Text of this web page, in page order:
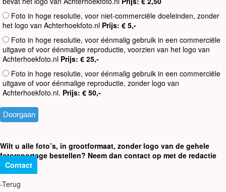
Foto in hoge resolutie, voor niet-commerciële doeleinden, zonder
het logo van Achterhoekfoto.nl Prijs: € 5,-
Foto in hoge resolutie, voor éénmalig gebruik in een commerciële
uitgave of voor éénmalige reproductie, voorzien van het logo van
Achterhoekfoto.nl Prijs: € 25,-
Foto in hoge resolutie, voor éénmalig gebruik in een commerciële
uitgave of voor éénmalige reproductie, zonder logo van
Achterhoekfoto.nl. Prijs: € 50,-
Wilt u alle foto’s, in grootformaat, zonder logo van de gehele
fotoreportage bestellen? Neem dan contact op met de redactie
Contact
-Terug